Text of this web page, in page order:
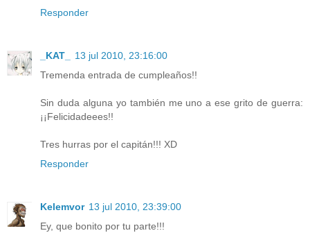
Responder
_KAT_
13 jul 2010, 23:16:00
Tremenda entrada de cumpleaños!!
Sin duda alguna yo también me uno a ese grito de guerra:
¡¡Felicidadeees!!
Tres hurras por el capitán!!! XD
Responder
Kelemvor 13 jul 2010, 23:39:00
Ey, que bonito por tu parte!!!